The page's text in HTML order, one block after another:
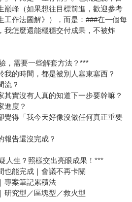
巔峰（如果想往目標前進，歡迎參考
工作法圖解》），而是：###在一個每
我怎麼還能穩穩交付成果，不被炸
，需要一些解套方法？***
我的時間，都是被別人塞東塞西？
流？
其實沒有人真的知道下一步要幹嘛？
進度？
覺得「我今天好像沒做任何真正重要
報告還沒完成？
人生？照樣交出亮眼成果！***
也能完成｜會議不再卡關
專案筆記累積法
研究型／區塊型／救火型